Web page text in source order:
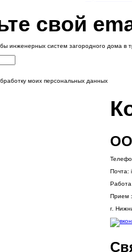
свой
инженерных систем загородного дома в
моих персональных данных
Почта:
Прием
г.